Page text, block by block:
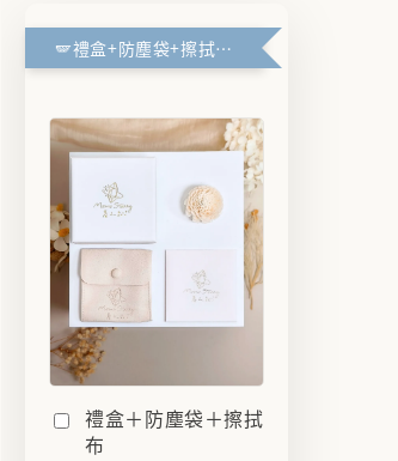
🪽禮盒+防塵袋+擦拭布🪽
禮盒＋防塵袋＋擦拭
布